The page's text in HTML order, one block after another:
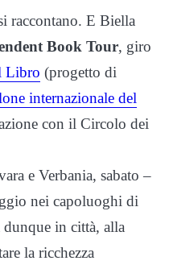
raccontano. E Biella
Book Tour, giro
Libro (progetto di
internazionale del
con il Circolo dei
e Verbania, sabato –
nei capoluoghi di
in città, alla
la ricchezza